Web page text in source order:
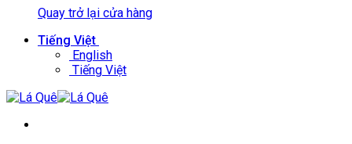
Quay trở lại cửa hàng
Tiếng Việt
English
Tiếng Việt